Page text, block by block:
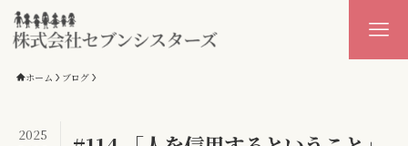
ホーム ブログ
2025